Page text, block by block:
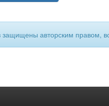
защищены авторским правом,